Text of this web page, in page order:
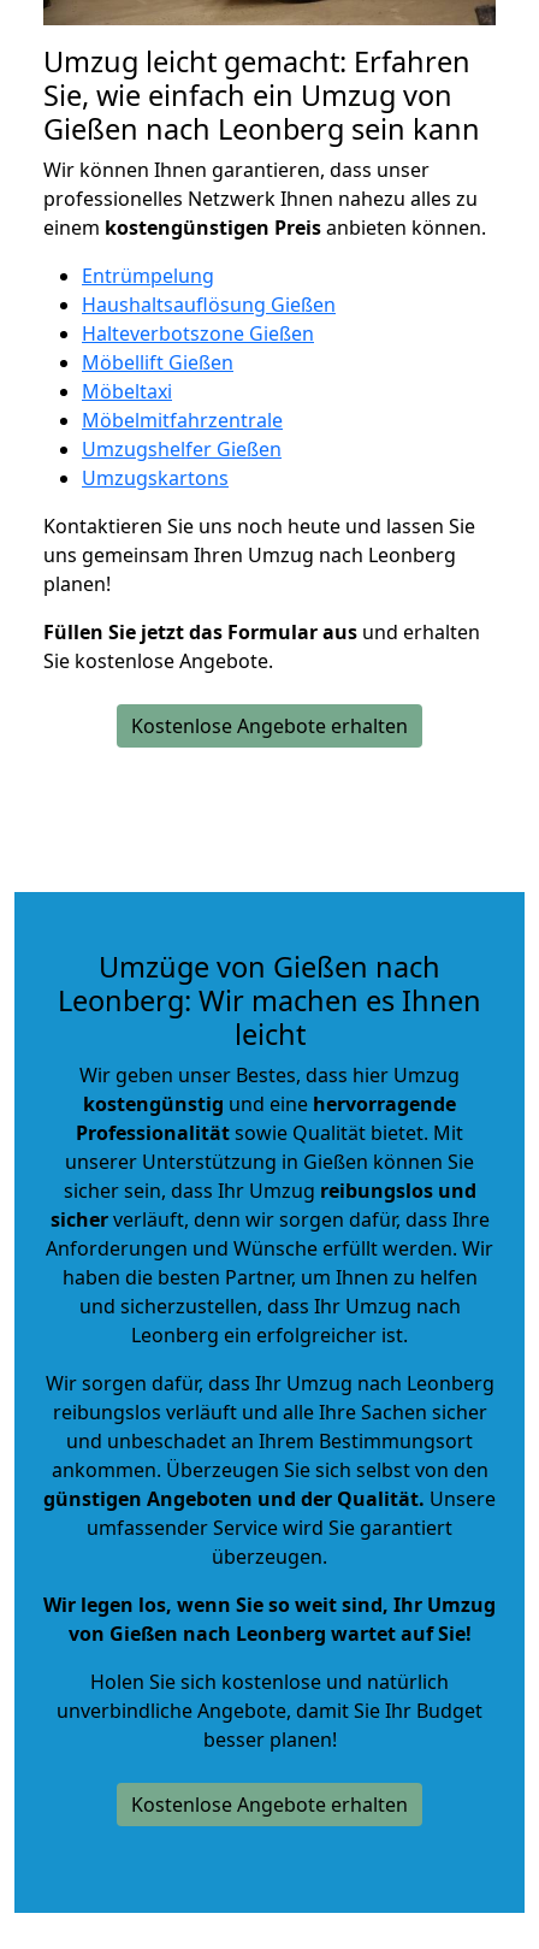
Umzug leicht gemacht: Erfahren
Sie, wie einfach ein Umzug von
Gießen nach Leonberg sein kann
Wir können Ihnen garantieren, dass unser
professionelles Netzwerk Ihnen nahezu alles zu
einem kostengünstigen Preisanbieten können.
Entrümpelung
Haushaltsauflösung Gießen
Halteverbotszone Gießen
Möbellift Gießen
Möbeltaxi
Möbelmitfahrzentrale
Umzugshelfer Gießen
Umzugskartons
Kontaktieren Sie uns noch heute und lassen Sie
uns gemeinsam Ihren Umzug nach Leonberg
planen!
Füllen Sie jetzt das Formular aus und erhalten
Sie kostenlose Angebote.
Kostenlose Angebote erhalten
Umzüge von Gießen nach
Leonberg: Wir machen es Ihnen
leicht
Wir geben unser Bestes, dass hier Umzug
kostengünstig und eine hervorragende
Professionalitätsowie Qualität bietet. Mit
unserer Unterstützung in Gießen können Sie
sicher sein, dass Ihr Umzug reibungslos und
sicherverläuft, denn wir sorgen dafür, dass Ihre
Anforderungen und Wünsche erfüllt werden. Wir
haben die besten Partner, um Ihnen zu helfen
und sicherzustellen, dass Ihr Umzug nach
Leonberg ein erfolgreicher ist.
Wir sorgen dafür, dass Ihr Umzug nach Leonberg
reibungslos verläuft und alle Ihre Sachen sicher
und unbeschadet an Ihrem Bestimmungsort
ankommen. Überzeugen Sie sich selbst von den
günstigen Angeboten und der Qualität. Unsere
umfassender Service wird Sie garantiert
überzeugen.
Wir legen los, wenn Sie so weit sind, Ihr Umzug
von Gießen nach Leonberg wartet auf Sie!
Holen Sie sich kostenlose und natürlich
unverbindliche Angebote, damit Sie Ihr Budget
besser planen!
Kostenlose Angebote erhalten